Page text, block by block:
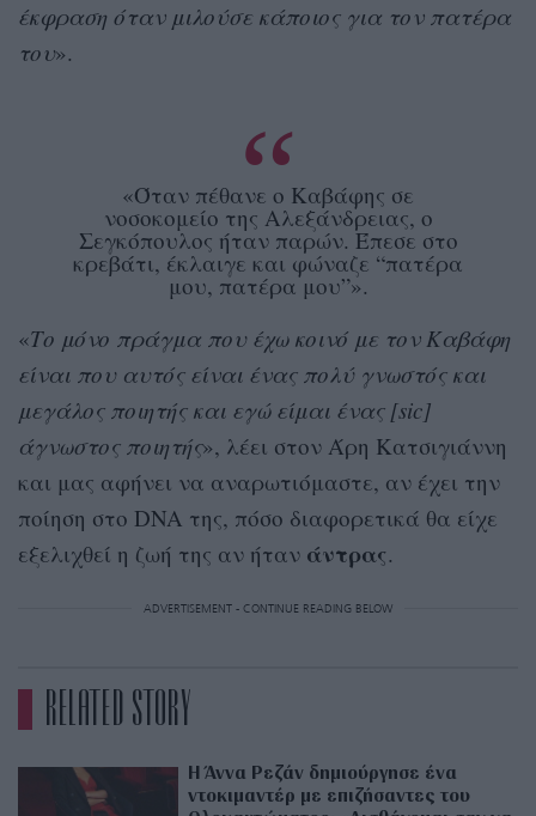
έκφραση όταν μιλούσε κάποιος για τον πατέρα
του».
«Όταν πέθανε ο Καβάφης σε
νοσοκομείο της Αλεξάνδρειας, ο
Σεγκόπουλος ήταν παρών. Έπεσε στο
κρεβάτι, έκλαιγε και φώναζε “πατέρα
μου, πατέρα μου”».
«Το μόνο πράγμα που έχω κοινό με τον Καβάφη
είναι που αυτός είναι ένας πολύ γνωστός και
μεγάλος ποιητής και εγώ είμαι ένας [sic]
άγνωστος ποιητής», λέει στον Άρη Κατσιγιάννη
και μας αφήνει να αναρωτιόμαστε, αν έχει την
ποίηση στο DNA της, πόσο διαφορετικά θα είχε
εξελιχθεί η ζωή της αν ήταν άντρας.
ADVERTISEMENT - CONTINUE READING BELOW
RELATED STORY
Η Άννα Ρεζάν δημιούργησε ένα
ντοκιμαντέρ με επιζήσαντες του